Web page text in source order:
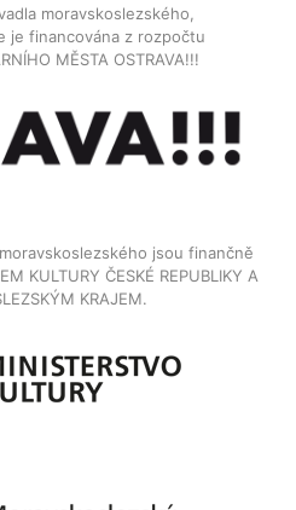
moravskoslezského,
je financována z rozpočtu
MĚSTA OSTRAVA!!!
jsou finančně
KULTURY ČESKÉ REPUBLIKY A
KRAJEM.